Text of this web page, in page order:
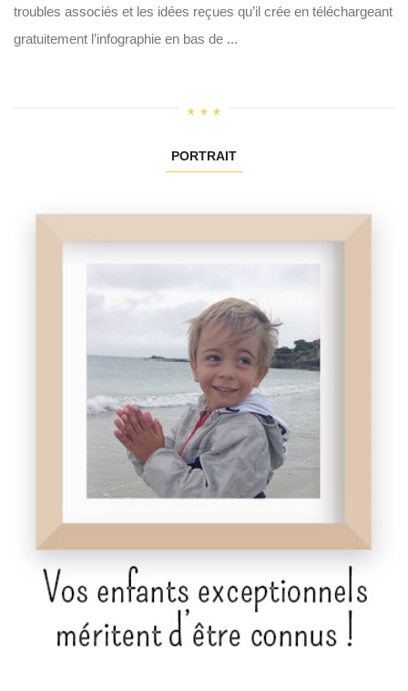
troubles associés et les idées reçues qu’il crée en téléchargeant
gratuitement l’infographie en bas de ...
PORTRAIT